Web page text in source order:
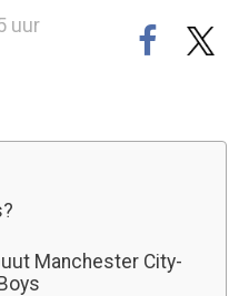
uur
Manchester City-